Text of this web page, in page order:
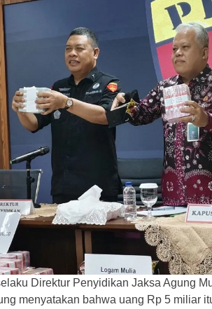
Direktur Penyidikan Jaksa Agung
menyatakan bahwa uang Rp 5 miliar